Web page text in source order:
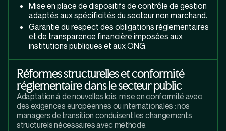
Mise en place de dispositifs de contrôle de gestion
adaptés aux spécificités du secteur non marchand.
Garantie du respect des obligations réglementaires
et de transparence financière imposées aux
institutions publiques et aux ONG.
Réformes structurelles et conformité
réglementaire dans le secteur public
Adaptation à de nouvelles lois, mise en conformité avec
des exigences européennes ou internationales : nos
managers de transition conduisent les changements
structurels nécessaires avec méthode.